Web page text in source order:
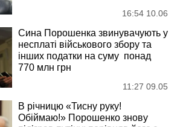
16:54 10.06
Сина Порошенка звинувачують у
несплаті військового збору та
інших податки на суму понад
770 млн грн
11:27 09.05
В річницю «Тисну руку!
Обіймаю!» Порошенко знову